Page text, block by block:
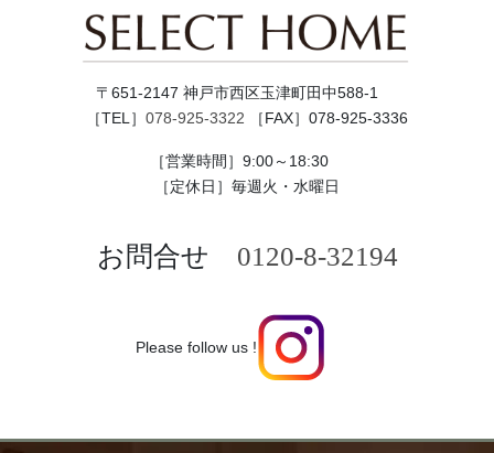
〒651-2147 神戸市西区玉津町田中588-1
［TEL］ 078-925-3322 ［FAX］078-925-3336
［営業時間］9:00～18:30
［定休日］毎週火・水曜日
お問合せ 0120-8-32194
Please follow us !